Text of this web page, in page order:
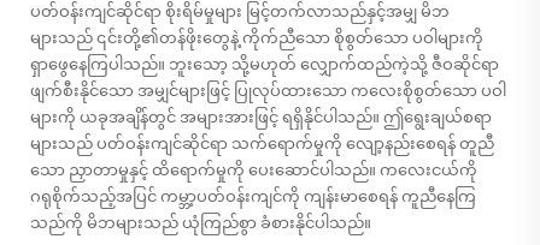
ပတ်ဝန်းကျင်ဆိုင်ရာ စိုးရိမ်မှုများ မြင့်တက်လာသည်နှင့်အမျှ မိဘ
များသည် ၎င်းတို့၏တန်ဖိုးတွေနဲ့ ကိုက်ညီသော စိုစွတ်သော ပဝါများကို
ရှာဖွေနေကြပါသည်။ ဘူးသော့ သို့မဟုတ် လျှောက်ထည်ကဲ့သို့ ဇီဝဆိုင်ရာ
ဖျက်စီးနိုင်သော အမျှင်များဖြင့် ပြုလုပ်ထားသော ကလေးစိုစွတ်သော ပဝါ
များကို ယခုအချိန်တွင် အများအားဖြင့် ရရှိနိုင်ပါသည်။ ဤရွေးချယ်စရာ
များသည် ပတ်ဝန်းကျင်ဆိုင်ရာ သက်ရောက်မှုကို လျော့နည်းစေရန် တူညီ
သော ညှာတာမှုနှင့် ထိရောက်မှုကို ပေးဆောင်ပါသည်။ ကလေးငယ်ကို
ဂရုစိုက်သည့်အပြင် ကမ္ဘာ့ပတ်ဝန်းကျင်ကို ကျန်းမာစေရန် ကူညီနေကြ
သည်ကို မိဘများသည် ယုံကြည်စွာ ခံစားနိုင်ပါသည်။